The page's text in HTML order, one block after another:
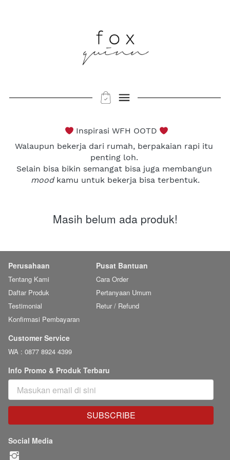
Inspirasi WFH OOTD
Walaupun bekerja dari rumah, berpakaian rapi itu
penting loh.
mood kamu untuk bekerja bisa terbentuk.
Masih belum ada produk!
Perusahaan
Tentang Kami
Daftar Produk
Testimonial
Konfirmasi Pembayaran
Pusat Bantuan
Cara Order
Pertanyaan Umum
Retur / Refund
Customer Service
WA : 0877 8924 4399
Info Promo & Produk Terbaru
`
SUBSCRIBE
Social Media